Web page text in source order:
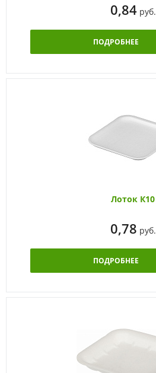
0,84 руб.
ПОДРОБНЕЕ
Лоток К10
0,78 руб.
ПОДРОБНЕЕ